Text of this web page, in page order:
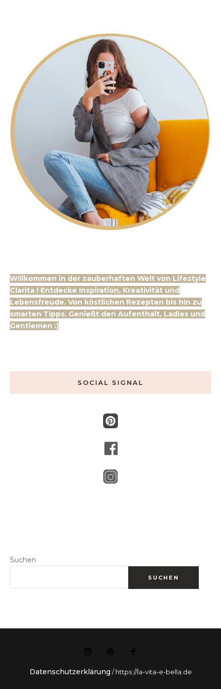
Willkommen in der zauberhaften Welt von Lifestyle
Clarita ! Entdecke Inspiration, Kreativität und
Lebensfreude. Von köstlichen Rezepten bis hin zu
smarten Tipps. Genießt den Aufenthalt, Ladies und
Gentlemen :)
SOCIAL SIGNAL
Suchen
SUCHEN
Datenschutzerklärung / https://la-vita-e-bella.de